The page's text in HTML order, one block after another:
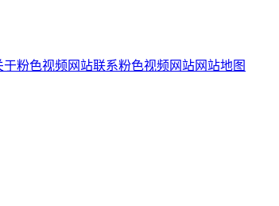
于粉色视频网站联系粉色视频网站网站地图